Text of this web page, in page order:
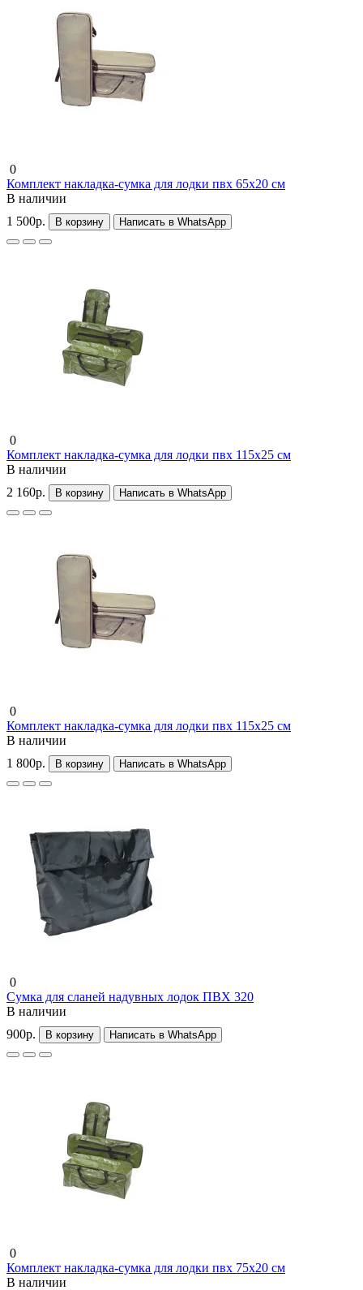
0
Комплект накладка-сумка для лодки пвх 65х20 см
В наличии
1 500р.
В корзину Написать в WhatsApp
0
Комплект накладка-сумка для лодки пвх 115х25 см
В наличии
2 160р.
В корзину Написать в WhatsApp
0
Комплект накладка-сумка для лодки пвх 115х25 см
В наличии
1 800р.
В корзину Написать в WhatsApp
0
Сумка для сланей надувных лодок ПВХ 320
В наличии
900р.
В корзину Написать в WhatsApp
0
Комплект накладка-сумка для лодки пвх 75х20 см
В наличии